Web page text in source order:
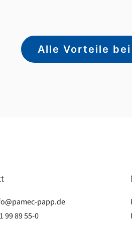
Alle Vorteile bei
papp.de
99 89 55-0